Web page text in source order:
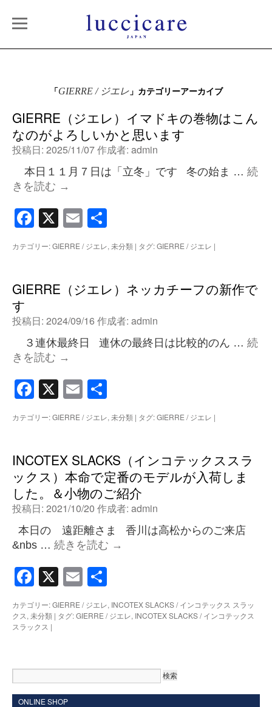
「GIERRE / ジエレ」カテゴリーアーカイブ
GIERRE（ジエレ）イマドキの巻物はこん
なのがよろしいかと思います
投稿日: 2025/11/07作成者: admin
本日１１月７日は「立冬」です 冬の始ま … 続
きを読む →
Facebook
X Email
有
カテゴリー:GIERRE / ジエレ, 未分類 | タグ:GIERRE / ジエレ |
GIERRE（ジエレ）ネッカチーフの新作で
す
投稿日: 2024/09/16 作成者: admin
３連休最終日 連休の最終日は比較的のん … 続
きを読む →
Facebook
X Email
有
カテゴリー:GIERRE / ジエレ, 未分類 | タグ:GIERRE / ジエレ |
INCOTEX SLACKS（インコテックススラ
ックス）本命で定番のモデルが入荷しま
した。＆小物のご紹介
投稿日: 2021/10/20 作成者: admin
本日の 遠距離さま 香川は高松からのご来店
&nbs … 続きを読む →
Facebook
X Email
カテゴリー:GIERRE / ジエレ, INCOTEX SLACKS / インコテックス スラッ
クス, 未分類 | タグ:GIERRE / ジエレ, INCOTEX SLACKS / インコテックス
スラックス |
ONLINE SHOP